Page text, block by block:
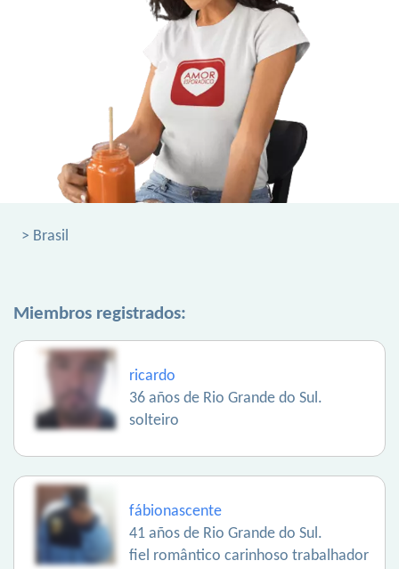
> Brasil
Miembros registrados:
ricardo
36 años de Rio Grande do Sul.
solteiro
fábionascente
41 años de Rio Grande do Sul.
fiel romântico carinhoso trabalhador